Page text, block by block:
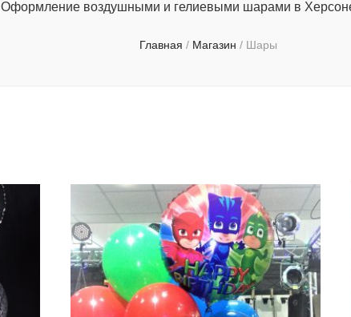
Оформление воздушными и гелиевыми шарами в
Главная / Магазин / Шары